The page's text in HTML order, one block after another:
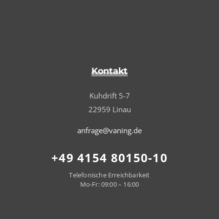
Kontakt
Kuhdrift 5-7
22959 Linau
anfrage@vaning.de
+49 4154 80150-10
Telefonische Erreichbarkeit
Mo-Fr: 09:00 – 16:00